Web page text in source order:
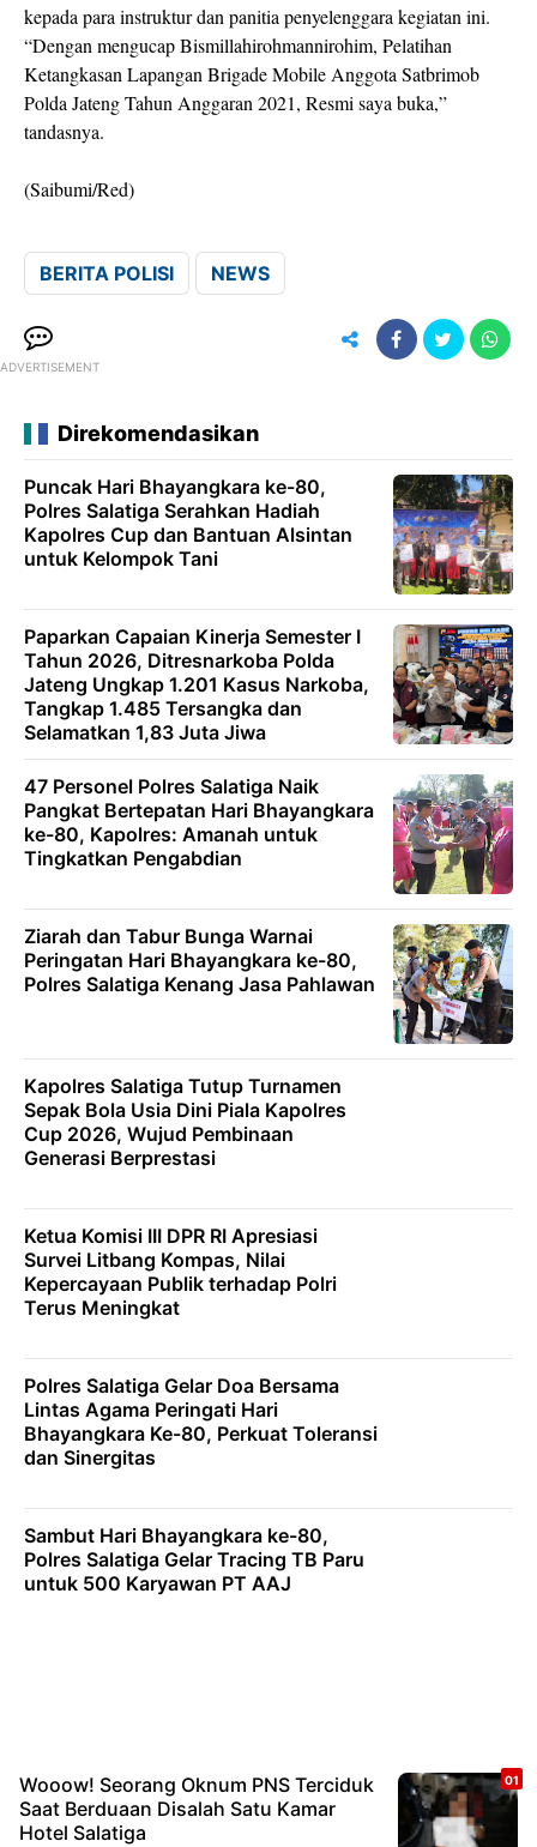
kepada para instruktur dan panitia penyelenggara kegiatan ini.
“Dengan mengucap Bismillahirohmannirohim, Pelatihan
Ketangkasan Lapangan Brigade Mobile Anggota Satbrimob
Polda Jateng Tahun Anggaran 2021, Resmi saya buka,”
tandasnya.
(Saibumi/Red)
BERITA POLISI NEWS
ADVERTISEMENT
Direkomendasikan
Puncak Hari Bhayangkara ke-80,
Polres Salatiga Serahkan Hadiah
Kapolres Cup dan Bantuan Alsintan
untuk Kelompok Tani
Paparkan Capaian Kinerja Semester I
Tahun 2026, Ditresnarkoba Polda
Jateng Ungkap 1.201 Kasus Narkoba,
Tangkap 1.485 Tersangka dan
Selamatkan 1,83 Juta Jiwa
47 Personel Polres Salatiga Naik
Pangkat Bertepatan Hari Bhayangkara
ke-80, Kapolres: Amanah untuk
Tingkatkan Pengabdian
Ziarah dan Tabur Bunga Warnai
Peringatan Hari Bhayangkara ke-80,
Polres Salatiga Kenang Jasa Pahlawan
Kapolres Salatiga Tutup Turnamen
Sepak Bola Usia Dini Piala Kapolres
Cup 2026, Wujud Pembinaan
Generasi Berprestasi
Ketua Komisi III DPR RI Apresiasi
Survei Litbang Kompas, Nilai
Kepercayaan Publik terhadap Polri
Terus Meningkat
Polres Salatiga Gelar Doa Bersama
Lintas Agama Peringati Hari
Bhayangkara Ke-80, Perkuat Toleransi
dan Sinergitas
Sambut Hari Bhayangkara ke-80,
Polres Salatiga Gelar Tracing TB Paru
untuk 500 Karyawan PT AAJ
Wooow! Seorang Oknum PNS Terciduk
Saat Berduaan Disalah Satu Kamar
Hotel Salatiga